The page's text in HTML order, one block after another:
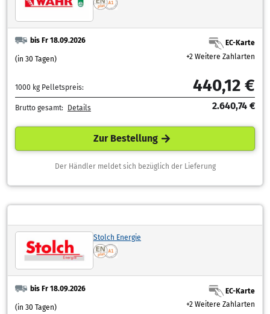
bis Fr 18.09.2026
(in 30 Tagen)
EC-Karte
+2 Weitere Zahlarten
1000 kg Pelletspreis: 440,12 €
Brutto gesamt: Details 2.640,74 €
Zur Bestellung
Der Händler meldet sich bezüglich der Lieferung
Stolch Energie
bis Fr 18.09.2026
(in 30 Tagen)
EC-Karte
+2 Weitere Zahlarten